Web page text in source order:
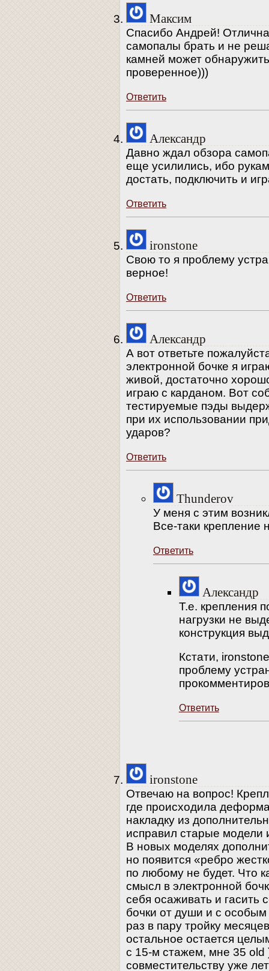
Максим
Спасибо Андрей!
самопалы брать и не
камней может
проверенное)))
Ответить
Александр
Давно ждал обзора
еще усилились, ибо
достать, подключить и
Ответить
ironstone
Свою то я проблему
верное!
Ответить
Александр
А вот ответьте
электронной бочке я
живой, достаточно
играю с карданом. Вот
тестируемые пэды
при их использовании
ударов?
Ответить
Thunderov
У меня с этим
Все-таки крепление
Ответить
Александр
Т.е. крепления
нагрузки не
конструкция
Кстати,
проблему
Ответить
ironstone
Отвечаю на вопрос!
где происходила
накладку из
исправил старые модели
В новых моделях
но появится «ребро
по любому не будет. Что
смысл в электронной
себя осаживать и гасить
бочки от души и с
раз в пару тройку
остальное остается
с 15-м стажем, мне 35 old
совместительству уже